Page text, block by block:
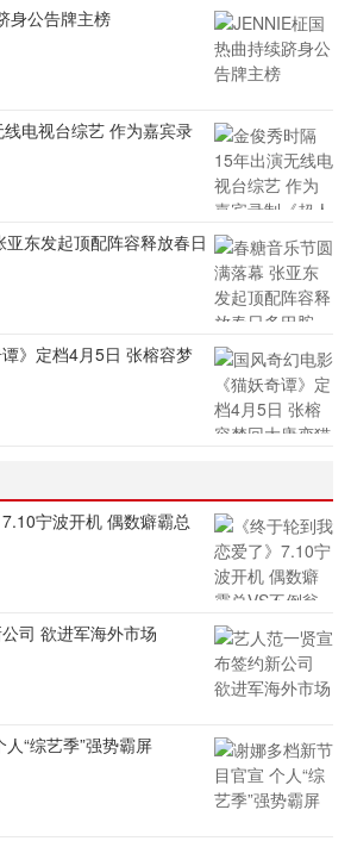
身公告牌主榜
电视台综艺 作为嘉宾录
东发起顶配阵容释放春日
》定档4月5日 张榕容梦
宁波开机 偶数癖霸总
司 欲进军海外市场
“综艺季”强势霸屏